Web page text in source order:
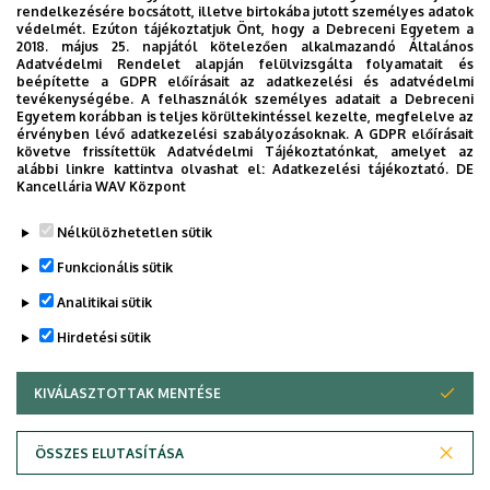
rendelkezésére bocsátott, illetve birtokába jutott személyes adatok
védelmét. Ezúton tájékoztatjuk Önt, hogy a Debreceni Egyetem a
2018. május 25. napjától kötelezően alkalmazandó Általános
Adatvédelmi Rendelet alapján felülvizsgálta folyamatait és
beépítette a GDPR előírásait az adatkezelési és adatvédelmi
tevékenységébe. A felhasználók személyes adatait a Debreceni
Egyetem korábban is teljes körültekintéssel kezelte, megfelelve az
érvényben lévő adatkezelési szabályozásoknak. A GDPR előírásait
követve frissítettük Adatvédelmi Tájékoztatónkat, amelyet az
alábbi linkre kattintva olvashat el:Adatkezelési tájékoztató. DE
Kancellária WAV Központ
Nélkülözhetetlen sütik
Funkcionális sütik
Analitikai sütik
Hirdetési sütik
KIVÁLASZTOTTAK MENTÉSE
ÖSSZES ELUTASÍTÁSA
WITHDRAW CONSENT
Jelenlegi
oldal
Page Page Page PageKövetkező
oldal
Utolsó
oldal
Dolgozói adatmódosítás igénylése a DE
telefonkönyvében|Külső személyek rögzítése a
DE telefonkönyvében| Súgó|Hibabejelentés
Adatvédelem